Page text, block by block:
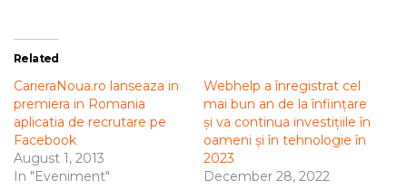
Related
CarieraNoua.ro lanseaza in
premiera in Romania
aplicatia de recrutare pe
Facebook
August 1, 2013
In "Eveniment"
Webhelp a înregistrat cel
mai bun an de la înființare
și va continua investițiile în
oameni și în tehnologie în
2023
December 28, 2022